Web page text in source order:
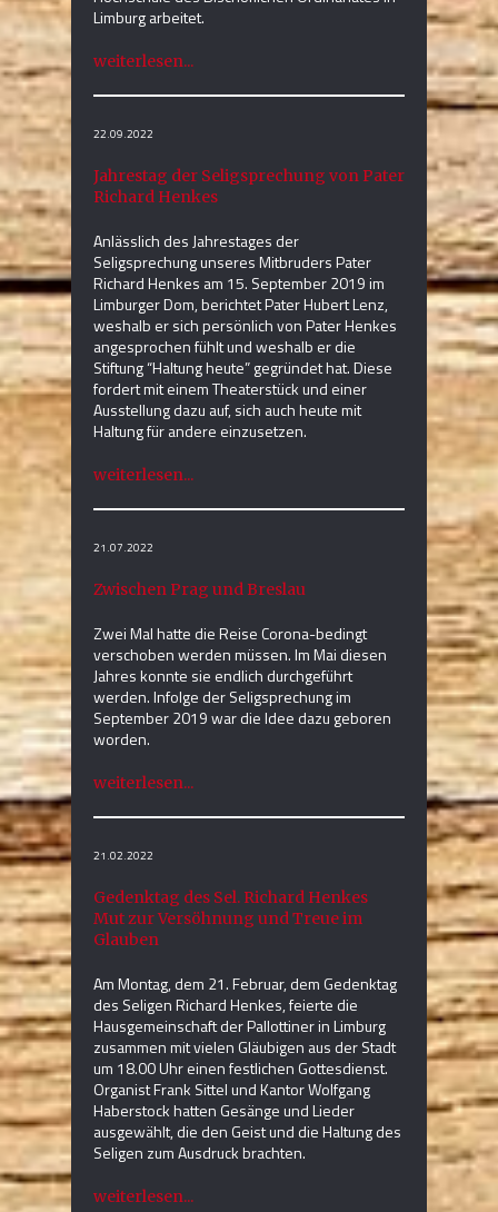
Limburg arbeitet.
weiterlesen...
22.09.2022
Jahrestag der Seligsprechung von Pater
Richard Henkes
Anlässlich des Jahrestages der
Seligsprechung unseres Mitbruders Pater
Richard Henkes am 15. September 2019 im
Limburger Dom, berichtet Pater Hubert Lenz,
weshalb er sich persönlich von Pater Henkes
angesprochen fühlt und weshalb er die
Stiftung “Haltung heute” gegründet hat. Diese
fordert mit einem Theaterstück und einer
Ausstellung dazu auf, sich auch heute mit
Haltung für andere einzusetzen.
weiterlesen...
21.07.2022
Zwischen Prag und Breslau
Zwei Mal hatte die Reise Corona-bedingt
verschoben werden müssen. Im Mai diesen
Jahres konnte sie endlich durchgeführt
werden. Infolge der Seligsprechung im
September 2019 war die Idee dazu geboren
worden.
weiterlesen...
21.02.2022
Gedenktag des Sel. Richard Henkes
Mut zur Versöhnung und Treue im
Glauben
Am Montag, dem 21. Februar, dem Gedenktag
des Seligen Richard Henkes, feierte die
Hausgemeinschaft der Pallottiner in Limburg
zusammen mit vielen Gläubigen aus der Stadt
um 18.00 Uhr einen festlichen Gottesdienst.
Organist Frank Sittel und Kantor Wolfgang
Haberstock hatten Gesänge und Lieder
ausgewählt, die den Geist und die Haltung des
Seligen zum Ausdruck brachten.
weiterlesen...